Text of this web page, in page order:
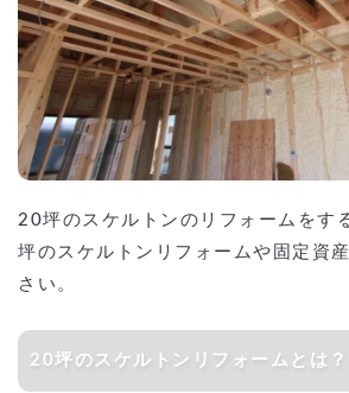
20坪のスケルトンのリフォームをす
坪のスケルトンリフォームや固定資
さい。
20坪のスケルトンリフォームとは？